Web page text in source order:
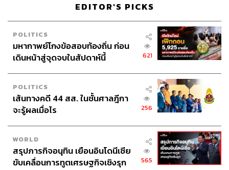
กระทรวงมหาดไทยและกระทรวงสาธารณสุขว่า โรง
พยาบาลและสถานราชทัณฑ์ 44 แห่งได้รับพระราชทาน
ทรัพย์ส่วนพระองค์ 2,852 ล้านบาท และสิ่งที่พระองค์ไม่
ประสงค์ให้คนไทยรู้คือ รถตรวจเชื้อและวิเคราะห์ผลโค
วิด-19 กว่ากระทรวงสาธารณสุขจะประกาศ TOR คนไทยคง
ประเทศมหาอำนาจที่ผลิตวัคซีนและยาแก้โรคติดต่อมีคนเสีย
ชีวิตมากกว่าคนไทย 25 เท่า มีคนติดเชื้อโควิดมากกว่า
ประเทศไทย 35 เท่า ต้องขอบคุณกำนัน ผู้ใหญ่บ้าน อาสา
สมัครสาธารณสุข แพทย์ พยาบาล ทหารที่ช่วยให้วิกฤตดับลง
ไปได้
EDITOR'S PICKS
POLITICS
มหากาพย์โกงข้อสอบท้องถิ่น ก่อน
เดินหน้าสู่จุดจบในสัปดาห์นี้
621
POLITICS
เส้นทางคดี 44 สส. ในชั้นศาลฎีกา
จะรู้ผลเมื่อไร
256
WORLD
สรุปภารกิจอนุทิน เยือนอินโดนีเซีย
ขับเคลื่อนการทูตเศรษฐกิจเชิงรุก
565